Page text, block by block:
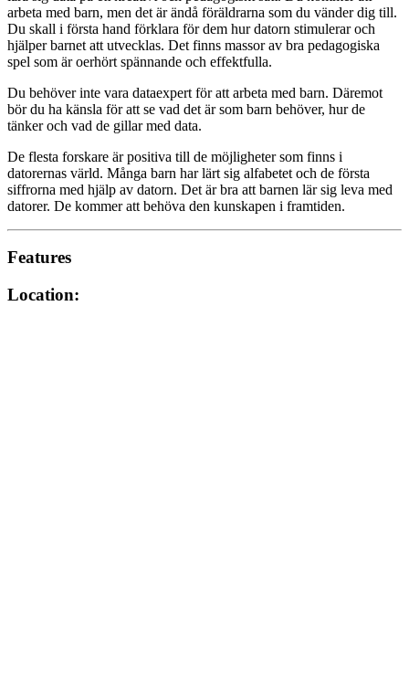
arbeta med barn, men det är ändå föräldrarna som du vänder dig till.
Du skall i första hand förklara för dem hur datorn stimulerar och
hjälper barnet att utvecklas. Det finns massor av bra pedagogiska
spel som är oerhört spännande och effektfulla.
Du behöver inte vara dataexpert för att arbeta med barn. Däremot
bör du ha känsla för att se vad det är som barn behöver, hur de
tänker och vad de gillar med data.
De flesta forskare är positiva till de möjligheter som finns i
datorernas värld. Många barn har lärt sig alfabetet och de första
siffrorna med hjälp av datorn. Det är bra att barnen lär sig leva med
datorer. De kommer att behöva den kunskapen i framtiden.
Features
Location: